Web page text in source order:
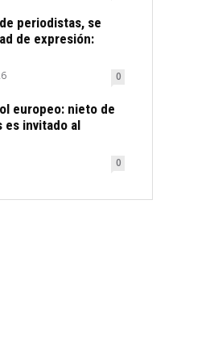
periodistas, se
de expresión:
0
europeo: nieto de
es invitado al
0